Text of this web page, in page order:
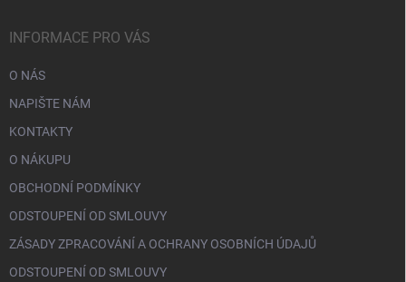
INFORMACE PRO VÁS
O NÁS
NAPIŠTE NÁM
KONTAKTY
O NÁKUPU
OBCHODNÍ PODMÍNKY
ODSTOUPENÍ OD SMLOUVY
ZÁSADY ZPRACOVÁNÍ A OCHRANY OSOBNÍCH ÚDAJŮ
ODSTOUPENÍ OD SMLOUVY